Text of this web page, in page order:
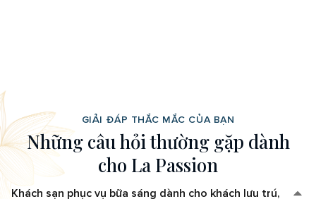
GIẢI ĐÁP THẮC MẮC CỦA BẠN
Những câu hỏi thường gặp dành
cho La Passion
Khách sạn phục vụ bữa sáng dành cho khách lưu trú,